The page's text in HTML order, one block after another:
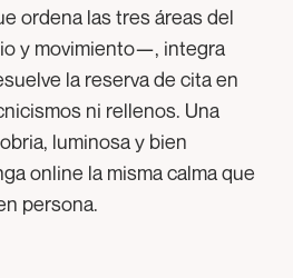
ordena las tres áreas del
y movimiento—, integra
la reserva de cita en
ni rellenos. Una
luminosa y bien
online la misma calma que
persona.